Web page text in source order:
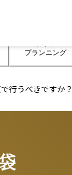
プランニング
行うべきですか？